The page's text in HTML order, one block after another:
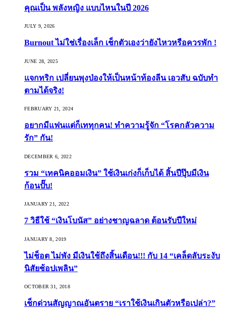
คุณเป็น พลังหญิง แบบไหนในปี 2026
JULY 9, 2026
Burnout ไม่ใช่เรื่องเล็ก เช็กตัวเองว่ายังไหวหรือควรพัก !
JUNE 28, 2025
แจกทริก เปลี่ยนพุงป่องให้เป็นหน้าท้องลีน เอวสับ ฉบับทำ
ตามได้จริง!
FEBRUARY 21, 2024
อยากมีแฟนแต่ก็เททุกคน! ทำความรู้จัก “โรคกลัวความ
รัก” กัน!
DECEMBER 6, 2022
รวม “เทคนิคออมเงิน” ใช้เงินเก่งก็เก็บได้ สิ้นปีปุ๊บมีเงิน
ก้อนปั๊บ!
JANUARY 21, 2022
7 วิธีใช้ “เงินโบนัส” อย่างชาญฉลาด ต้อนรับปีใหม่
JANUARY 8, 2019
ไม่ช็อต ไม่พัง มีเงินใช้ถึงสิ้นเดือน!!! กับ 14 “เคล็ดลับระงับ
นิสัยช้อปเพลิน”
OCTOBER 31, 2018
เช็กด่วนสัญญาณอันตราย “เราใช้เงินเกินตัวหรือเปล่า?”